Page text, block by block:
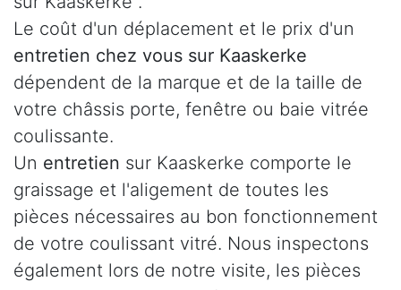
Le coût d'un déplacement et le prix d'un
entretien chez vous sur Kaaskerke
dépendent de la marque et de la taille de
votre châssis porte, fenêtre ou baie vitrée
coulissante.
Un entretien sur Kaaskerke comporte le
graissage et l'aligement de toutes les
pièces nécessaires au bon fonctionnement
de votre coulissant vitré. Nous inspectons
également lors de notre visite, les pièces